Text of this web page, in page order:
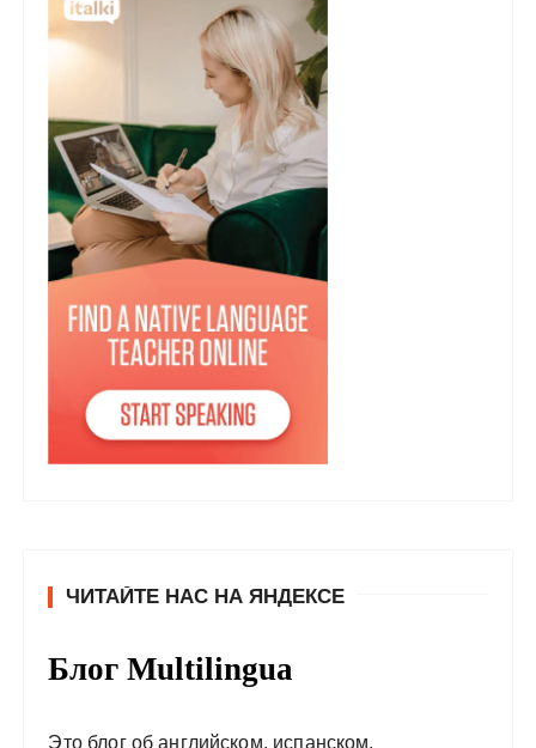
ЧИТАЙТЕ НАС НА ЯНДЕКСЕ
Блог Multilingua
Это блог об английском, испанском,